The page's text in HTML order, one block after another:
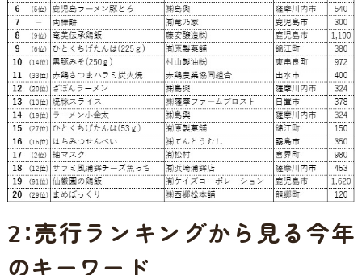
2：売行ランキングから見る今年
のキーワード